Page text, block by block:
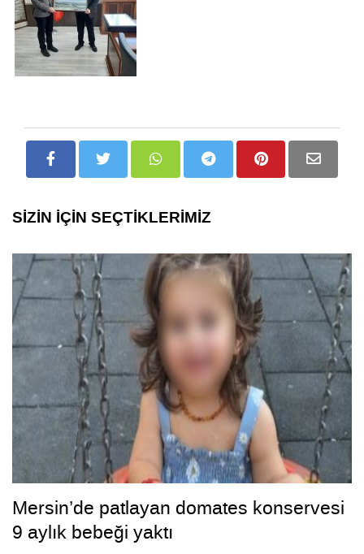
SİZİN İÇİN SEÇTİKLERİMİZ
Mersin’de patlayan domates konservesi
9 aylık bebeği yaktı